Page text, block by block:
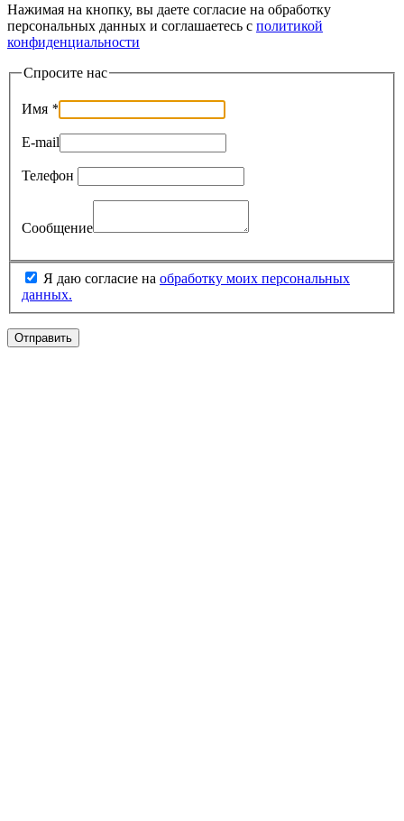
Нажимая на кнопку, вы даете согласие на обработку
персональных данных и соглашаетесь c политикой
конфиденциальности
Спросите нас
Имя *
E-mail
Телефон
Сообщение
Я даю согласие на обработку моих персональных
данных.
Отправить